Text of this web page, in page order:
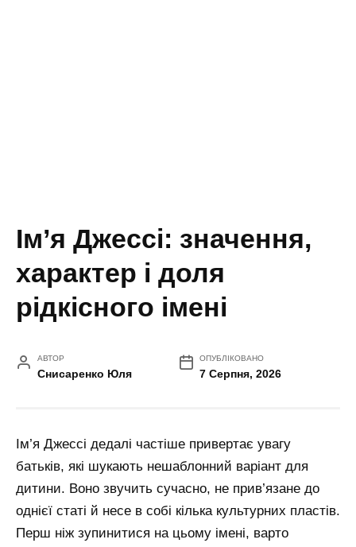
Ім’я Джессі: значення,
характер і доля
рідкісного імені
АВТОР
Снисаренко Юля
ОПУБЛІКОВАНО
7 Серпня, 2026
Ім’я Джессі дедалі частіше привертає увагу
батьків, які шукають нешаблонний варіант для
дитини. Воно звучить сучасно, не прив’язане до
однієї статі й несе в собі кілька культурних пластів.
Перш ніж зупинитися на цьому імені, варто